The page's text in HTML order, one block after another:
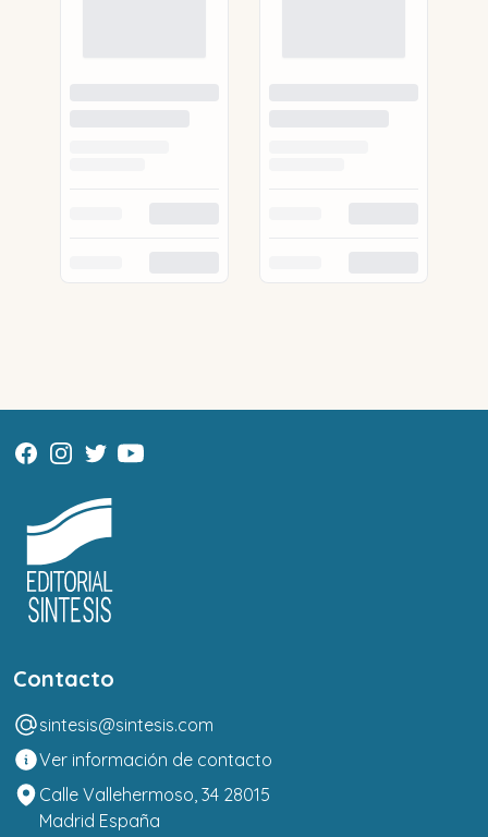
Contacto
sintesis@sintesis.com
Ver información de contacto
Calle Vallehermoso, 34 28015
Madrid España